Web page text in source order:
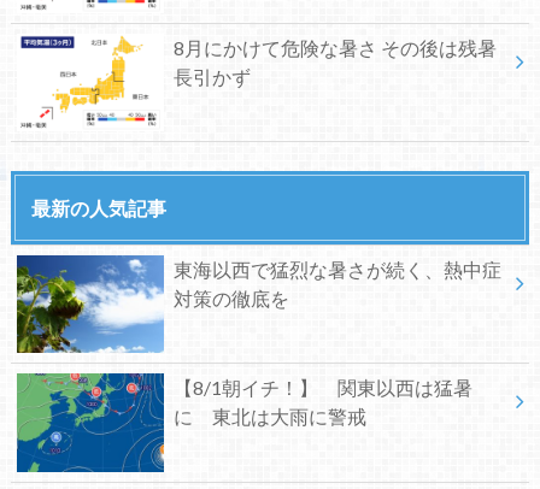
8月にかけて危険な暑さ その後は残暑
長引かず
最新の人気記事
東海以西で猛烈な暑さが続く、熱中症
対策の徹底を
【8/1朝イチ！】 関東以西は猛暑
に 東北は大雨に警戒